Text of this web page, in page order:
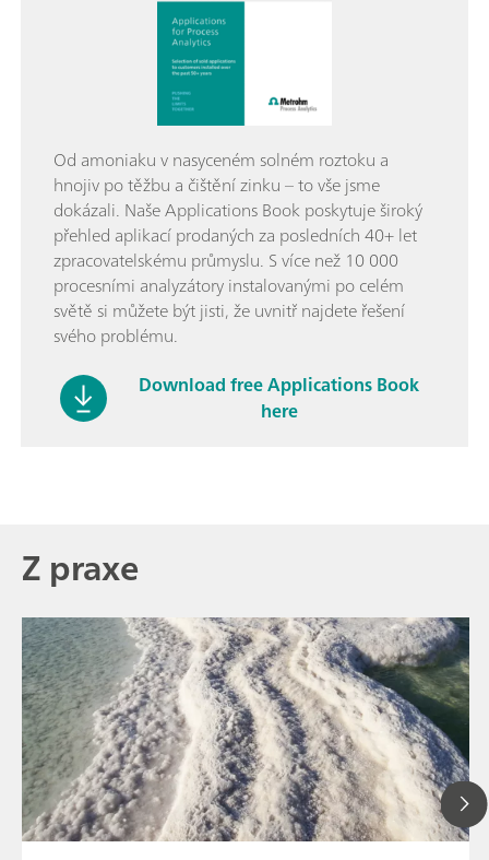
Od amoniaku v nasyceném solném roztoku a
hnojiv po těžbu a čištění zinku – to vše jsme
dokázali. Naše Applications Book poskytuje široký
přehled aplikací prodaných za posledních 40+ let
zpracovatelskému průmyslu. S více než 10 000
procesními analyzátory instalovanými po celém
světě si můžete být jisti, že uvnitř najdete řešení
svého problému.
Download free Applications Book
here
Z praxe